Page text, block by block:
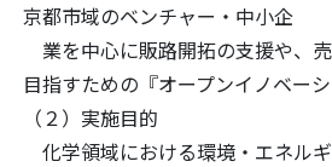
京都市域のベンチャー・中小企
業を中心に販路開拓の支援や、
目指すための『オープンイノベー
（２）実施目的
化学領域における環境・エネル